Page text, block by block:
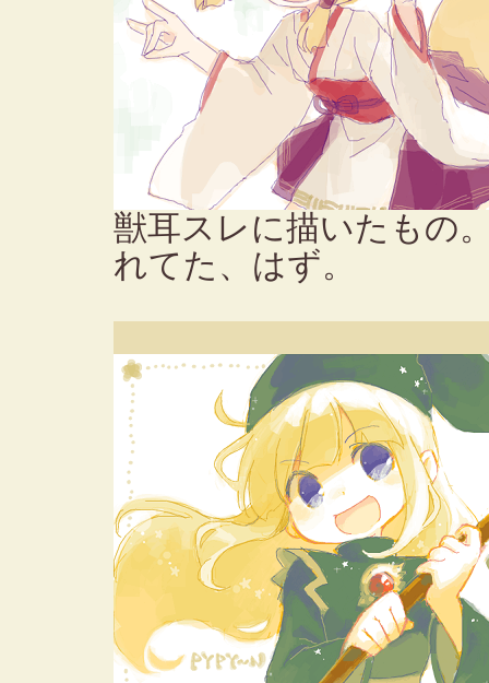
獣耳スレに描いたもの
れてた、はず。